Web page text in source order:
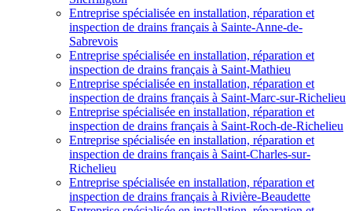
Entreprise spécialisée en installation, réparation et
inspection de drains français à Sainte-Anne-de-
Sabrevois
Entreprise spécialisée en installation, réparation et
inspection de drains français à Saint-Mathieu
Entreprise spécialisée en installation, réparation et
inspection de drains français à Saint-Marc-sur-Richelieu
Entreprise spécialisée en installation, réparation et
inspection de drains français à Saint-Roch-de-Richelieu
Entreprise spécialisée en installation, réparation et
inspection de drains français à Saint-Charles-sur-
Richelieu
Entreprise spécialisée en installation, réparation et
inspection de drains français à Rivière-Beaudette